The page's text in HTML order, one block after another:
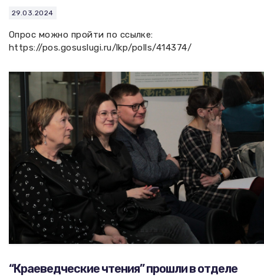
29.03.2024
Опрос можно пройти по ссылке:
https://pos.gosuslugi.ru/lkp/polls/414374/
“Краеведческие чтения” прошли в отделе